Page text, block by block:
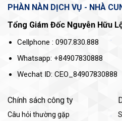
PHÀN NÀN DỊCH VỤ - NHÀ
Tổng Giám Đốc Nguyễn Hữu
Cellphone : 0907.830.888
Whatsapp: +84907830888
Wechat ID: CEO_84907830888
Chính sách công ty
Câu hỏi thường gặp